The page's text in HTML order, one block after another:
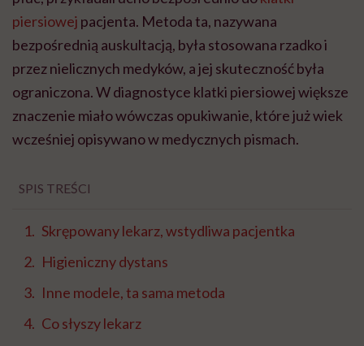
Skrępowany lekarz, wstydliwa pacjentka
Higieniczny dystans
Inne modele, ta sama metoda
Co słyszy lekarz
Skrępowany lekarz,
wstydliwa pacjentka
Wszystko zmieniło się w 1816 roku, kiedy francuski
Jeana-Nicolasa Corvisarta, miał zbadać młodą kobietę
z objawamichoroby serca